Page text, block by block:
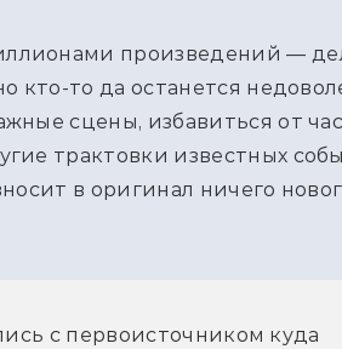
произведений —
кто-то да останется
сцены, избавиться от
трактовки известных
в оригинал ничего
с первоисточником куда